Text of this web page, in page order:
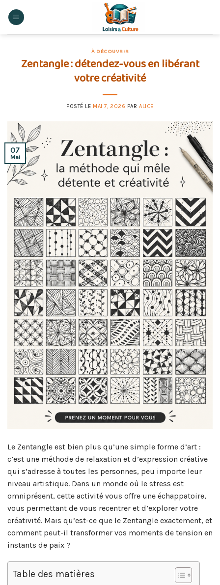
À DÉCOUVRIR
Zentangle : détendez-vous en libérant
votre créativité
POSTÉ LE MAI 7, 2026 PARALICE
07
Mai
Le Zentangle est bien plus qu’une simple forme d’art :
c’est une méthode de relaxation et d’expression créative
qui s’adresse à toutes les personnes, peu importe leur
niveau artistique. Dans un monde où le stress est
omniprésent, cette activité vous offre une échappatoire,
vous permettant de vous recentrer et d’explorer votre
créativité. Mais qu’est-ce que le Zentangle exactement, et
comment peut-il transformer vos moments de tension en
instants de paix ?
Table des matières